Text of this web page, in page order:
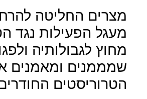
מצרים החליטה
מעגל הפעילות נגד
מחוץ לגבולותיה
שמממנים ומאמנים
הטרוריסטים